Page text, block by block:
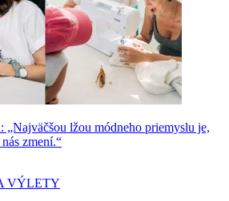
„Najväčšou lžou módneho priemyslu je,
zmení.“
VÝLETY